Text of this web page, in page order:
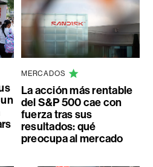
MERCADOS
La acción más rentable
del S&P 500 cae con
fuerza tras sus
resultados: qué
preocupa al mercado